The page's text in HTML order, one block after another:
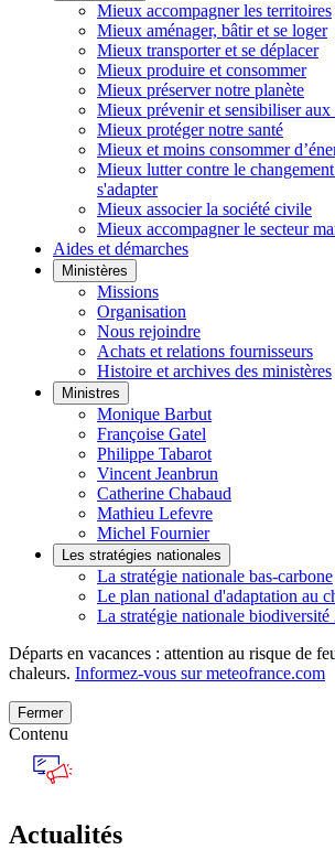
Mieux accompagner les territoires
Mieux aménager, bâtir et se loger
Mieux transporter et se déplacer
Mieux produire et consommer
Mieux préserver notre planète
Mieux prévenir et sensibiliser aux
Mieux protéger notre santé
Mieux et moins consommer
Mieux lutter contre le
s'adapter
Mieux associer la société civile
Mieux accompagner le secteur
Aides et démarches
Ministères
Missions
Organisation
Nous rejoindre
Achats et relations fournisseurs
Histoire et archives des ministères
Ministres
Monique Barbut
Françoise Gatel
Philippe Tabarot
Vincent Jeanbrun
Catherine Chabaud
Mathieu Lefevre
Michel Fournier
Les stratégies nationales
La stratégie nationale bas-carbone
Le plan national d'adaptation au
La stratégie nationale biodiversité
Départs en vacances : attention au risque de
chaleurs. Informez-vous sur meteofrance.com
Fermer
Contenu
Actualités